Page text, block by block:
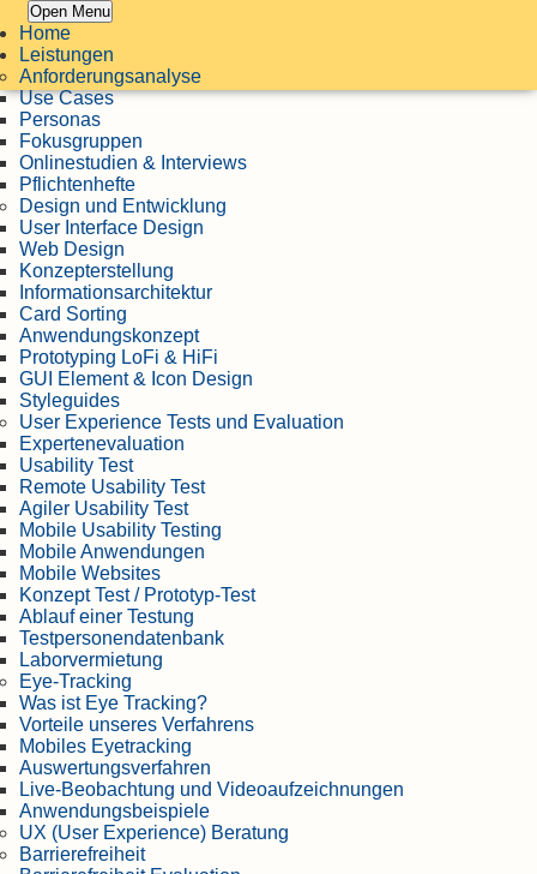
Open Menu
Home
Leistungen
Anforderungsanalyse
Use Cases
Personas
Fokusgruppen
Onlinestudien & Interviews
Pflichtenhefte
Design und Entwicklung
User Interface Design
Web Design
Konzepterstellung
Informationsarchitektur
Card Sorting
Anwendungskonzept
Prototyping LoFi & HiFi
GUI Element & Icon Design
Styleguides
User Experience Tests und Evaluation
Expertenevaluation
Usability Test
Remote Usability Test
Agiler Usability Test
Mobile Usability Testing
Mobile Anwendungen
Mobile Websites
Konzept Test / Prototyp-Test
Ablauf einer Testung
Testpersonendatenbank
Laborvermietung
Eye-Tracking
Was ist Eye Tracking?
Vorteile unseres Verfahrens
Mobiles Eyetracking
Auswertungsverfahren
Live-Beobachtung und Videoaufzeichnungen
Anwendungsbeispiele
UX (User Experience) Beratung
Barrierefreiheit